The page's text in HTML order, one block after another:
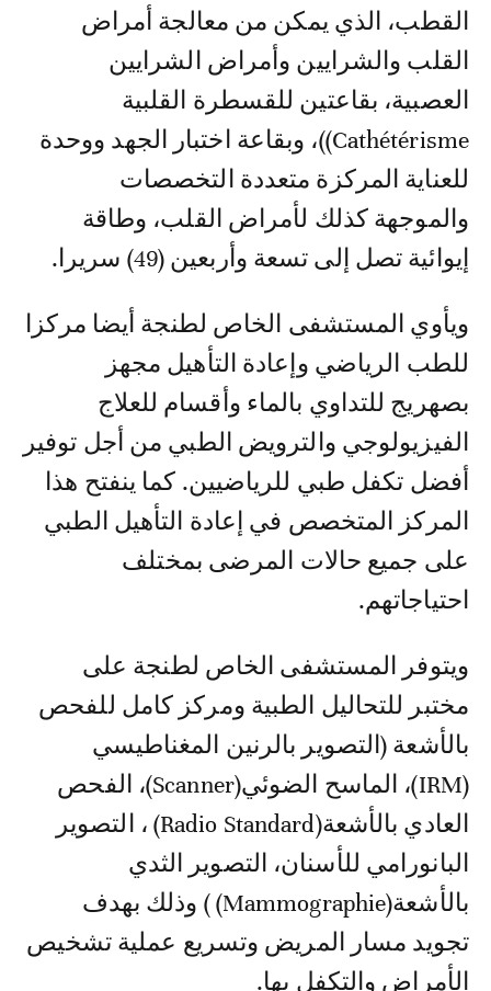
القطب، الذي يمكن من معالجة أمراض
القلب والشرايين وأمراض الشرايين
العصبية، بقاعتين للقسطرة القلبية
Cathétérisme))، وبقاعة اختبار الجهد ووحدة
للعناية المركزة متعددة التخصصات
والموجهة كذلك لأمراض القلب، وطاقة
إيوائية تصل إلى تسعة وأربعين (49) سريرا.
ويأوي المستشفى الخاص لطنجة أيضا مركزا
للطب الرياضي وإعادة التأهيل مجهز
بصهريج للتداوي بالماء وأقسام للعلاج
الفيزيولوجي والترويض الطبي من أجل توفير
أفضل تكفل طبي للرياضيين. كما ينفتح هذا
المركز المتخصص في إعادة التأهيل الطبي
على جميع حالات المرضى بمختلف
احتياجاتهم.
ويتوفر المستشفى الخاص لطنجة على
مختبر للتحاليل الطبية ومركز كامل للفحص
بالأشعة (التصوير بالرنين المغناطيسي
(IRM)، الماسح الضوئي(Scanner)، الفحص
العادي بالأشعة(Radio Standard) ، التصوير
البانورامي للأسنان، التصوير الثدي
بالأشعة(Mammographie) ) وذلك بهدف
تجويد مسار المريض وتسريع عملية تشخيص
الأمراض والتكفل بها.